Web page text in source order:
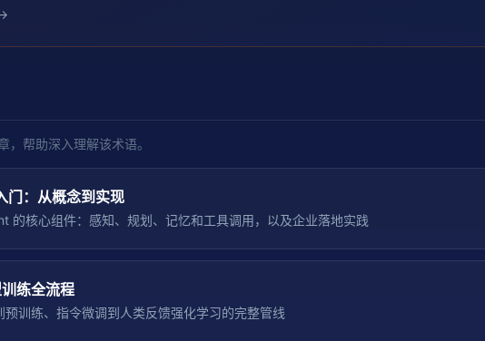
，帮助深入理解该术语。
门：从概念到实现
的核心组件：感知、规划、记忆和工具调用，以及企业落地实践
练全流程
预训练、指令微调到人类反馈强化学习的完整管线